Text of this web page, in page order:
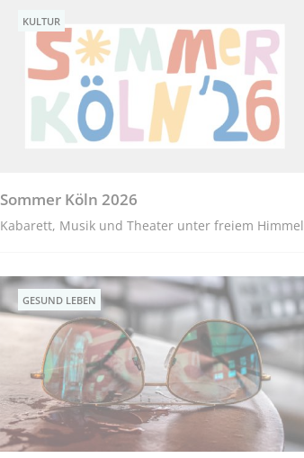
KULTUR
Sommer Köln 2026
Kabarett, Musik und Theater unter freiem Himmel
GESUND LEBEN